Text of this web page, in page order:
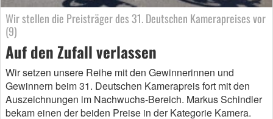
Wir stellen die Preisträger des 31. Deutschen Kamerapreises vor
(9)
Auf den Zufall verlassen
Wir setzen unsere Reihe mit den Gewinnerinnen und
Gewinnern beim 31. Deutschen Kamerapreis fort mit den
Auszeichnungen im Nachwuchs-Bereich. Markus Schindler
bekam einen der beiden Preise in der Kategorie Kamera.